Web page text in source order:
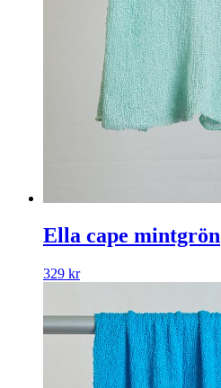
Ella cape mintgrön
329 kr